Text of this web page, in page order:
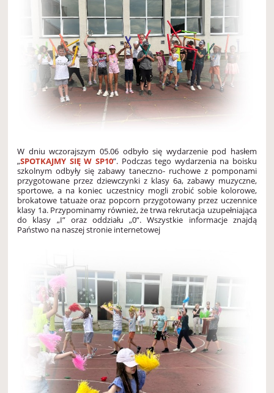
W dniu wczorajszym 05.06 odbyło się wydarzenie pod hasłem
„SPOTKAJMY SIĘ W SP10”. Podczas tego wydarzenia na boisku
szkolnym odbyły się zabawy taneczno- ruchowe z pomponami
przygotowane przez dziewczynki z klasy 6a, zabawy muzyczne,
sportowe, a na koniec uczestnicy mogli zrobić sobie kolorowe,
brokatowe tatuaże oraz popcorn przygotowany przez uczennice
klasy 1a. Przypominamy również, że trwa rekrutacja uzupełniająca
do klasy „I” oraz oddziału „0”. Wszystkie informacje znajdą
Państwo na naszej stronie internetowej